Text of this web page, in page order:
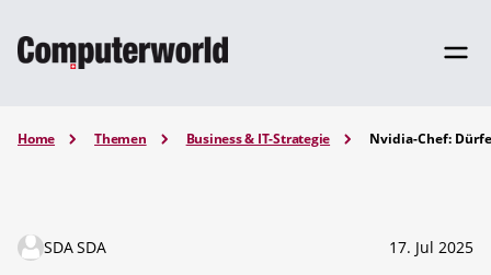
Home Themen Business & IT-Strategie Nvidia-Chef:
SDA SDA 17. Jul 2025